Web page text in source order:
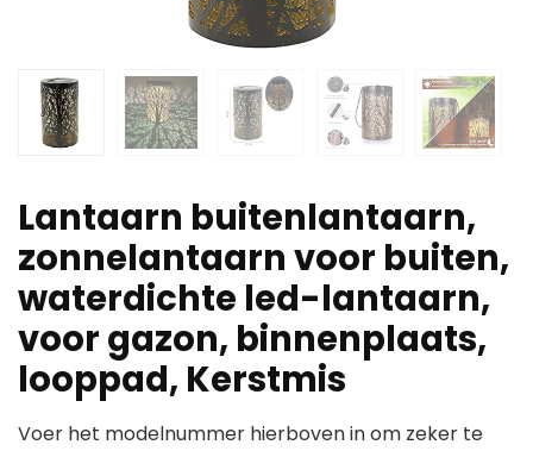
Lantaarn buitenlantaarn,
zonnelantaarn voor buiten,
waterdichte led-lantaarn,
voor gazon, binnenplaats,
looppad, Kerstmis
Voer het modelnummer hierboven in om zeker te